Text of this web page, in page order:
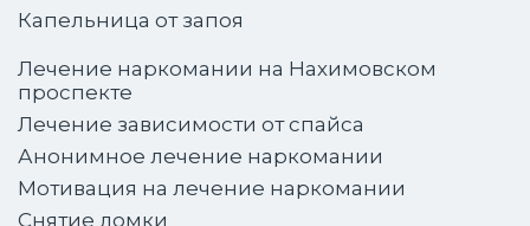
Капельница от запоя
Лечение наркомании на Нахимовском
проспекте
Лечение зависимости от спайса
Анонимное лечение наркомании
Мотивация на лечение наркомании
Снятие ломки